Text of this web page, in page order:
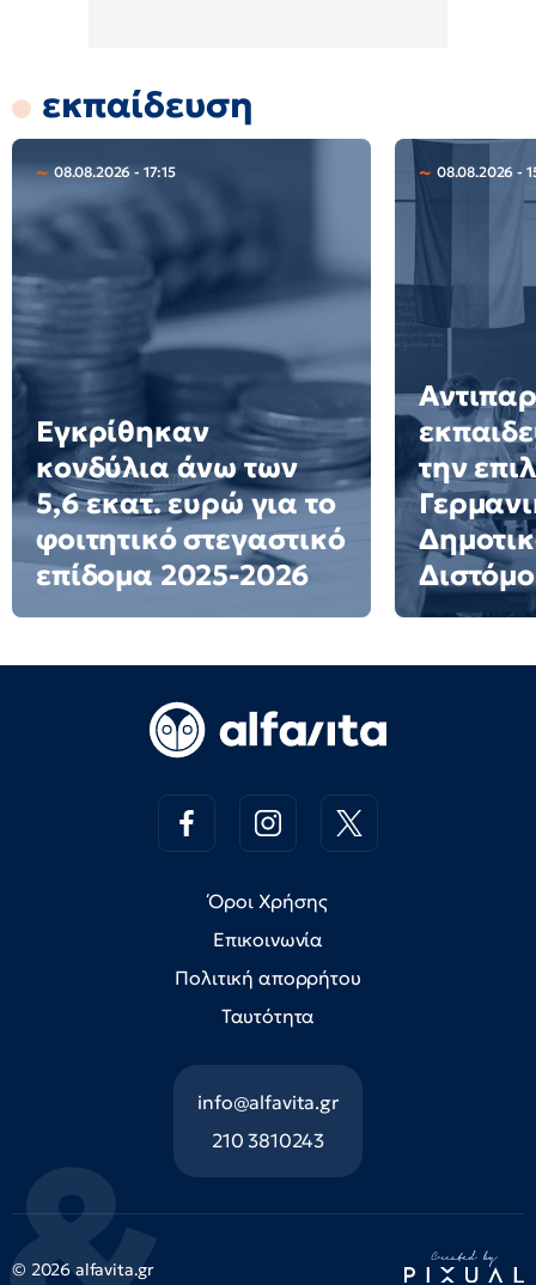
εκπαίδευση
08.08.2026 - 17:15
Εγκρίθηκαν
κονδύλια άνω των
5,6 εκατ. ευρώ για το
φοιτητικό στεγαστικό
επίδομα 2025-2026
08.08.2026 -
την
Όροι Χρήσης
Επικοινωνία
Πολιτική απορρήτου
Ταυτότητα
info@alfavita.gr
210 3810243
© 2026 alfavita.gr